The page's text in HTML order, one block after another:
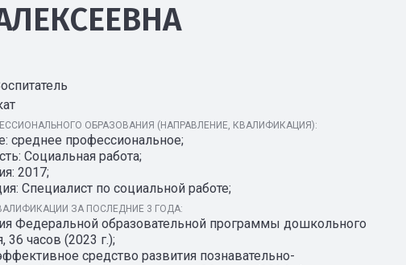
ОБРАЗОВАНИЯ (НАПРАВЛЕНИЕ, КВАЛИФИКАЦИЯ):
среднее профессиональное;
Социальная работа;
2017;
Специалист по социальной работе;
ЗА ПОСЛЕДНИЕ 3 ГОДА:
Федеральной образовательной программы дошкольного
36 часов (2023 г.);
средство развития познавательно-